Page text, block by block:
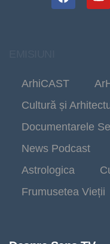
ArhiCAST
Cultură și
Documentarele
News Podcast
Astrologica
Frumusetea Vieții